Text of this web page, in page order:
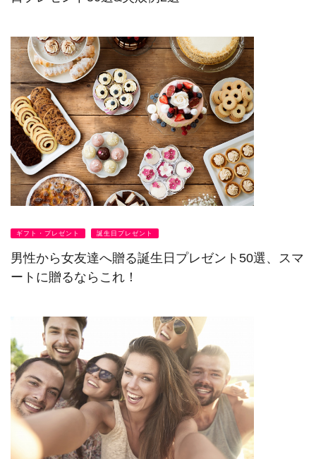
ギフト・プレゼント 誕生日プレゼント
男性から女友達へ贈る誕生日プレゼント50選、スマ
ートに贈るならこれ！